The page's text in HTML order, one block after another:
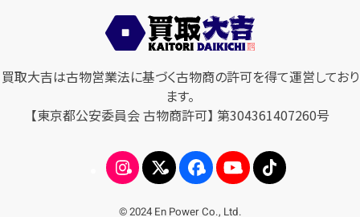
買取大吉は古物営業法に基づく古物商の許可を得て運営しており
ます。
【東京都公安委員会 古物商許可】 第304361407260号
© 2024 En Power Co., Ltd.